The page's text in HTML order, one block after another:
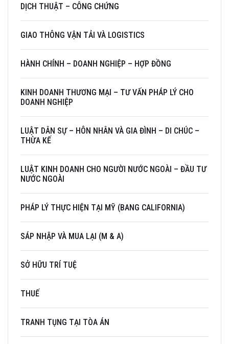
DỊCH THUẬT – CÔNG CHỨNG
GIAO THÔNG VẬN TẢI VÀ LOGISTICS
HÀNH CHÍNH – DOANH NGHIỆP – HỢP ĐỒNG
KINH DOANH THƯƠNG MẠI – TƯ VẤN PHÁP LÝ CHO
DOANH NGHIỆP
LUẬT DÂN SỰ – HÔN NHÂN VÀ GIA ĐÌNH – DI CHÚC –
THỪA KẾ
LUẬT KINH DOANH CHO NGƯỜI NƯỚC NGOÀI – ĐẦU TƯ
NƯỚC NGOÀI
PHÁP LÝ THỰC HIỆN TẠI MỸ (BANG CALIFORNIA)
SÁP NHẬP VÀ MUA LẠI (M & A)
SỞ HỮU TRÍ TUỆ
THUẾ
TRANH TỤNG TẠI TÒA ÁN